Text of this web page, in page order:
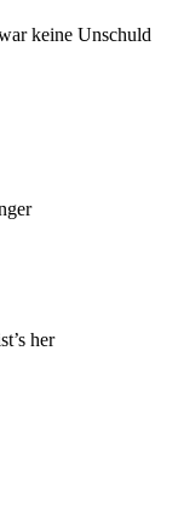
keine Unschuld
her